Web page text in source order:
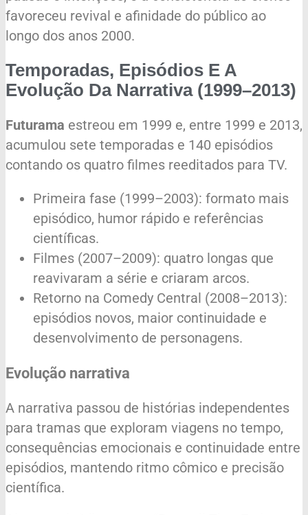
favoreceu revival e afinidade do público ao
longo dos anos 2000.
Temporadas, Episódios E A
Evolução Da Narrativa (1999–2013)
Futurama estreou em 1999 e, entre 1999 e 2013,
acumulou sete temporadas e 140 episódios
contando os quatro filmes reeditados para TV.
Primeira fase (1999–2003): formato mais
episódico, humor rápido e referências
científicas.
Filmes (2007–2009): quatro longas que
reavivaram a série e criaram arcos.
Retorno na Comedy Central (2008–2013):
episódios novos, maior continuidade e
desenvolvimento de personagens.
Evolução narrativa
A narrativa passou de histórias independentes
para tramas que exploram viagens no tempo,
consequências emocionais e continuidade entre
episódios, mantendo ritmo cômico e precisão
científica.